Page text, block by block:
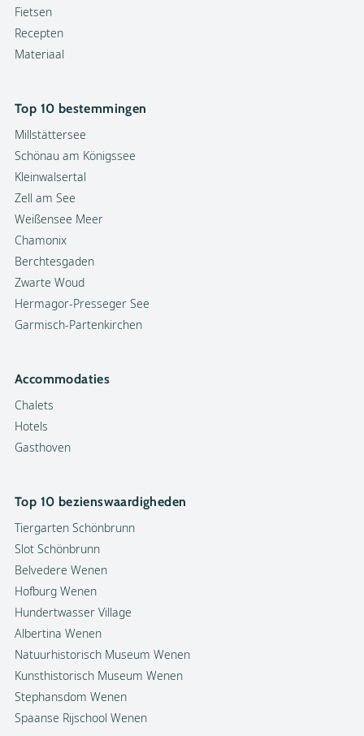
Facebook
Fietsen
Recepten
Materiaal
Top 10 bestemmingen
Millstättersee
Schönau am Königssee
Kleinwalsertal
Zell am See
Weißensee Meer
Chamonix
Berchtesgaden
Zwarte Woud
Hermagor-Presseger See
Garmisch-Partenkirchen
Accommodaties
Chalets
Hotels
Gasthoven
Top 10 bezienswaardigheden
Tiergarten Schönbrunn
Slot Schönbrunn
Belvedere Wenen
Hofburg Wenen
Hundertwasser Village
Albertina Wenen
Natuurhistorisch Museum Wenen
Kunsthistorisch Museum Wenen
Stephansdom Wenen
Spaanse Rijschool Wenen